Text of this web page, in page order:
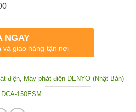
NGAY
và giao hàng tận nơi
điện Máy phát điện DENYO (Nhật Bản)
150ESM